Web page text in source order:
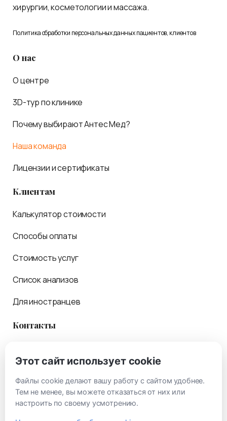
хирургии, косметологии и массажа.
Политика обработки персональных данных пациентов, клиентов
О нас
О центре
3D-тур по клинике
Почему выбирают Антес Мед?
Наша команда
Лицензии и сертификаты
Клиентам
Калькулятор стоимости
Способы оплаты
Стоимость услуг
Список анализов
Для иностранцев
Контакты
Как проехать
Этот сайт использует cookie
Файлы cookie делают вашу работу с сайтом удобнее.
Тем не менее, вы можете отказаться от них или
настроить по своему усмотрению.